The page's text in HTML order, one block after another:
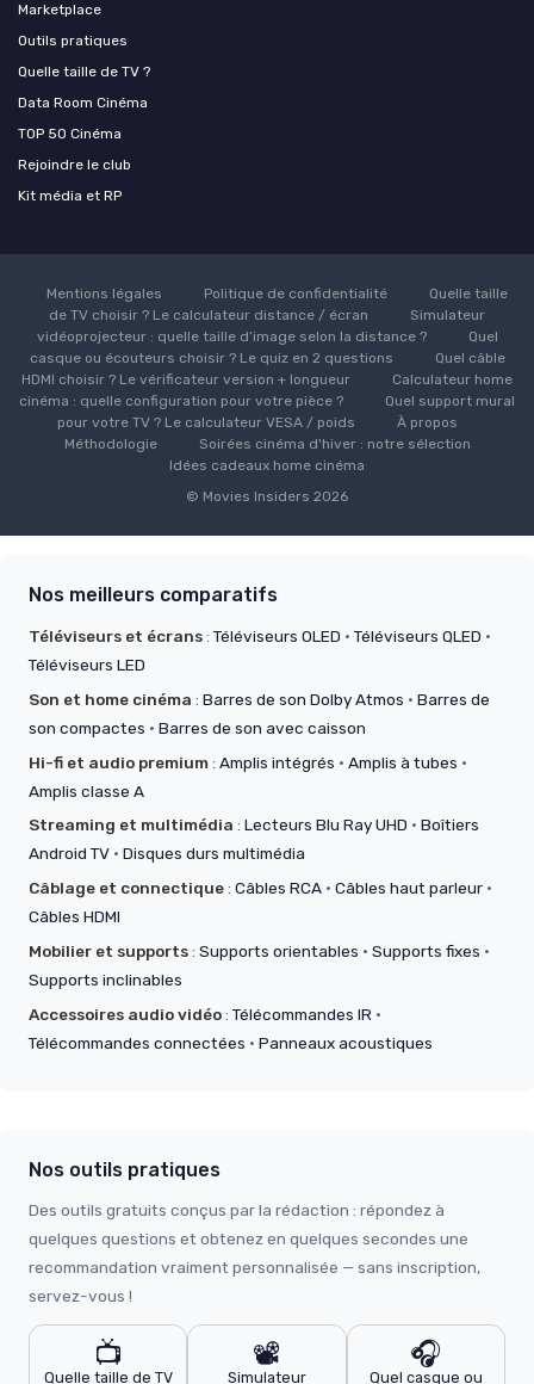
Marketplace
Outils pratiques
Quelle taille de TV ?
Data Room Cinéma
TOP 50 Cinéma
Rejoindre le club
Kit média et RP
Mentions légales Politique de confidentialité
Quelle taille
de TV choisir ? Le calculateur distance / écran
Simulateur
vidéoprojecteur : quelle taille d’image selon la distance ?
Quel
casque ou écouteurs choisir ? Le quiz en 2 questions
Quel câble
HDMI choisir ? Le vérificateur version + longueur
Calculateur home
cinéma : quelle configuration pour votre pièce ?
Quel support mural
pour votre TV ? Le calculateur VESA / poids
À propos
Méthodologie
Soirées cinéma d'hiver : notre sélection
Idées cadeaux home cinéma
© Movies Insiders 2026
Nos meilleurs comparatifs
Téléviseurs et écrans:Téléviseurs OLED ·Téléviseurs QLED ·
Téléviseurs LED
Son et home cinéma : Barres de son Dolby Atmos · Barres de
son compactes · Barres de son avec caisson
Hi-fi et audio premium: Amplis intégrés · Amplis à tubes ·
Amplis classe A
Streaming et multimédia : Lecteurs Blu Ray UHD · Boîtiers
Android TV · Disques durs multimédia
Câblage et connectique: Câbles RCA · Câbles haut parleur ·
Câbles HDMI
Mobilier et supports: Supports orientables · Supports fixes ·
Supports inclinables
Accessoires audio vidéo:Télécommandes IR ·
Télécommandes connectées · Panneaux acoustiques
Nos outils pratiques
Des outils gratuits conçus par la rédaction : répondez à
quelques questions et obtenez en quelques secondes une
recommandation vraiment personnalisée — sans inscription,
servez-vous !
📺
Quelle taille de TV
📽️
Simulateur
🎧
Quel casque ou